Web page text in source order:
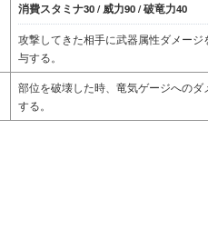
消費スタミナ30 / 威力90 / 破竜力40
攻撃してきた相手に武器属性ダメー
与する。
部位を破壊した時、竜気ゲージへの
する。